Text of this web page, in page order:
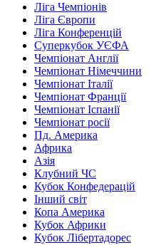
Ліга Чемпіонів
Ліга Європи
Ліга Конференцій
Суперкубок УЄФА
Чемпіонат Англії
Чемпіонат Німеччини
Чемпіонат Італії
Чемпіонат Франції
Чемпіонат Іспанії
Чемпіонат росії
Пд. Америка
Африка
Азія
Клубний ЧС
Кубок Конфедерацій
Інший світ
Копа Америка
Кубок Африки
Кубок Лібертадорес